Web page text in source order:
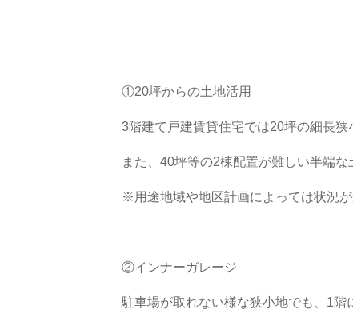
①20坪からの土地活用
3階建て戸建賃貸住宅では20坪の細長狭
また、40坪等の2棟配置が難しい半端
※用途地域や地区計画によっては状況
②インナーガレージ
駐車場が取れない様な狭小地でも、1階